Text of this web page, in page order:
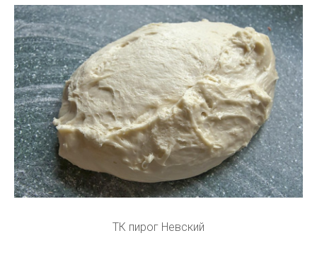
ТК пирог Невский